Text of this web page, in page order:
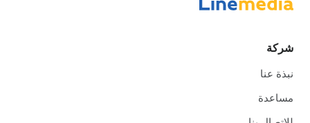
شركة
نبذة عنا
مساعدة